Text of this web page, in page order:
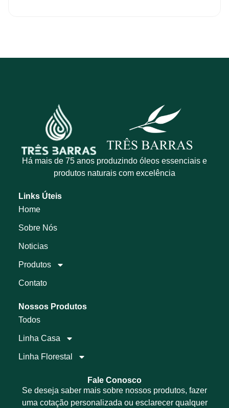
Há mais de 75 anos produzindo óleos essenciais e
produtos naturais com excelência
Links Úteis
Home
Sobre Nós
Noticias
Produtos
Contato
Nossos Produtos
Todos
Linha Casa
Linha Florestal
Fale Conosco
Se deseja saber mais sobre nossos produtos, fazer
uma cotação personalizada ou esclarecer qualquer